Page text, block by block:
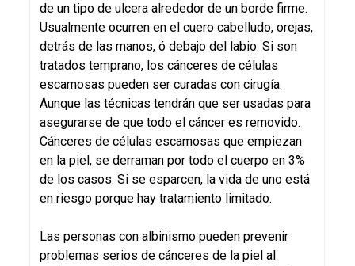
de un tipo de ulcera alrededor de un borde firme.
Usualmente ocurren en el cuero cabelludo, orejas,
detrás de las manos, ó debajo del labio. Si son
tratados temprano, los cánceres de células
escamosas pueden ser curadas con cirugía.
Aunque las técnicas tendrán que ser usadas para
asegurarse de que todo el cáncer es removido.
Cánceres de células escamosas que empiezan
en la piel, se derraman por todo el cuerpo en 3%
de los casos. Si se esparcen, la vida de uno está
en riesgo porque hay tratamiento limitado.
Las personas con albinismo pueden prevenir
problemas serios de cánceres de la piel al